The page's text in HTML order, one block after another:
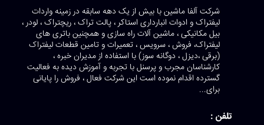
شرکت آلفا ماشین با بیش از یک دهه سابقه در زمینه واردات
لیفتراک و ادوات انبارداری استاکر ، پالت تراک ، ریچتراک ، لودر ،
بیل مکانیکی ، ماشین آلات راه سازی و همچنین باتری های
لیفتراک، فروش ، سرویس ، تعمیرات و تامین قطعات لیفتراک
(برقی ،دیزل ، دوگانه سوز) با استفاده از مدیران خبره ،
کارشناسان مجرب و پرسنل با تجربه و آموزش دیده به فعالیت
گسترده اقدام نموده است این شرکت فعال ، فروش را پایانی
برای...
تلفن :